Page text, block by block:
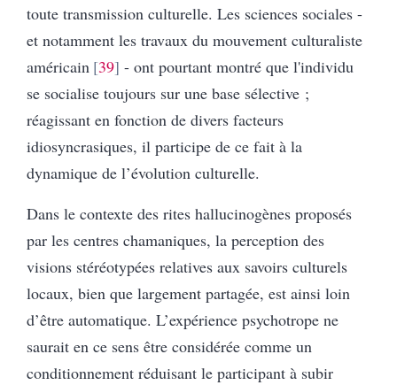
toute transmission culturelle. Les sciences sociales -
et notamment les travaux du mouvement culturaliste
américain 39 - ont pourtant montré que l'individu
se socialise toujours sur une base sélective ;
réagissant en fonction de divers facteurs
idiosyncrasiques, il participe de ce fait à la
dynamique de l’évolution culturelle.
Dans le contexte des rites hallucinogènes proposés
par les centres chamaniques, la perception des
visions stéréotypées relatives aux savoirs culturels
locaux, bien que largement partagée, est ainsi loin
d’être automatique. L’expérience psychotrope ne
saurait en ce sens être considérée comme un
conditionnement réduisant le participant à subir